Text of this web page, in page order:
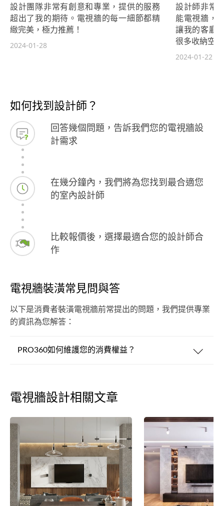
設計團隊非常有創意和專業，提供的服務
超出了我的期待。電視牆的每一細節都精
緻完美，極力推薦！
2024-01-28
設計師非常
能電視牆，
讓我的客廳
很多收納空
2024-01-22
如何找到設計師？
回答幾個問題，告訴我們您的電視牆設
計需求
在幾分鐘內，我們將為您找到最合適您
的室內設計師
比較報價後，選擇最適合您的設計師合
作
電視牆裝潢常見問與答
以下是消費者裝潢電視牆前常提出的問題，我們提供專業
的資訊為您解答：
PRO360如何維護您的消費權益？
電視牆設計相關文章